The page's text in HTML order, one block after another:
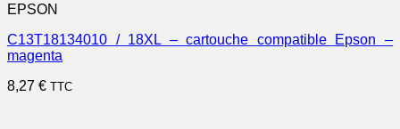
EPSON
C13T18134010 / 18XL – cartouche compatible Epson –
magenta
8,27 € TTC